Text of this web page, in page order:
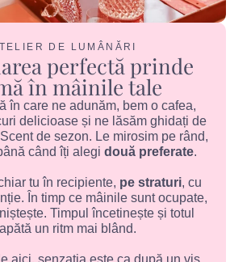
DE LUMÂNĂRI
perfectă prinde
în mâinile tale
în care ne adunăm, bem o cafea,
delicioase și ne lăsăm ghidați de
de sezon. Le mirosim pe rând,
când îți alegi două preferate.
tu în recipiente, pe straturi, cu
În timp ce mâinile sunt ocupate,
Timpul încetinește și totul
un ritm mai blând.
aici, senzația este ca după un vis